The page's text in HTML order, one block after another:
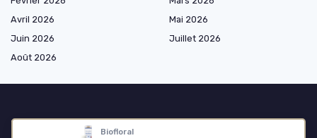
Biofloral
Avril 2026
Mai 2026
Juin 2026
Juillet 2026
Août 2026
Les plus lus